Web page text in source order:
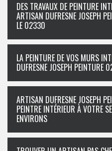
DES TRAVAUX DE PEINTURE
ARTISAN DUFRESNE JOSEPH
LE 02330
LA PEINTURE DE VOS MURS
DUFRESNE JOSEPH
ARTISAN DUFRESNE JOSEPH
PEINTRE INTÉRIEUR À VOTRE
ENVIRONS